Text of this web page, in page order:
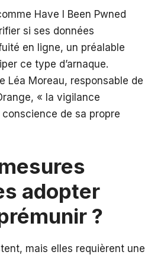
Have I Been Pwned
si ses données
en ligne, un préalable
ce type d’arnaque.
Léa Moreau, responsable de
« la vigilance
de sa propre
adopter
?
mais elles requièrent une